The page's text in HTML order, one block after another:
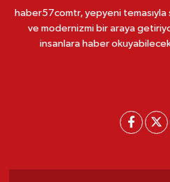
haber57comtr, yepyeni
ve modernizmi bir araya
insanlara haber